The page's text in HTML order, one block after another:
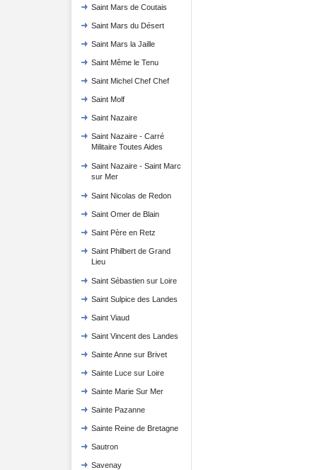
Saint Mars de Coutais
Saint Mars du Désert
Saint Mars la Jaille
Saint Même le Tenu
Saint Michel Chef Chef
Saint Molf
Saint Nazaire
Saint Nazaire - Carré
Militaire Toutes Aides
Saint Nazaire - Saint Marc
sur Mer
Saint Nicolas de Redon
Saint Omer de Blain
Saint Père en Retz
Saint Philbert de Grand
Lieu
Saint Sébastien sur Loire
Saint Sulpice des Landes
Saint Viaud
Saint Vincent des Landes
Sainte Anne sur Brivet
Sainte Luce sur Loire
Sainte Marie Sur Mer
Sainte Pazanne
Sainte Reine de Bretagne
Sautron
Savenay